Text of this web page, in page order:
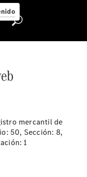
mercantil de
50, Sección: 8,
1